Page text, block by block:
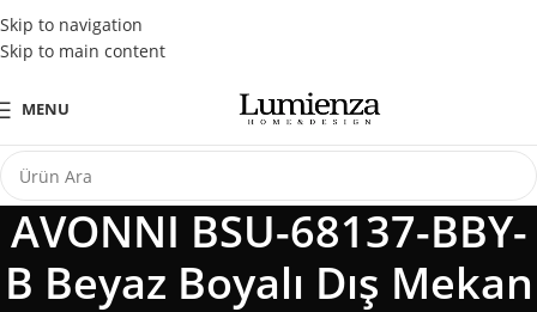
Skip to navigation
Skip to main content
Tüm Kredi Kartlarına Peşin Fiyatına 3 Taksit Fırsatı
MENU
AVONNI BSU-68137-BBY-
B Beyaz Boyalı Dış Mekan